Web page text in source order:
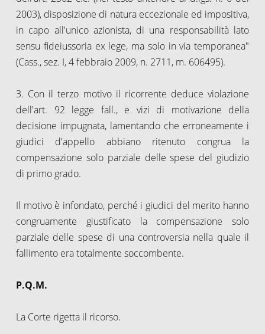
2003), disposizione di natura eccezionale ed impositiva,
in capo all'unico azionista, di una responsabilità lato
sensu fideiussoria ex lege, ma solo in via temporanea"
(Cass., sez. I, 4 febbraio 2009, n. 2711, m. 606495).
3. Con il terzo motivo il ricorrente deduce violazione
dell'art. 92 legge fall., e vizi di motivazione della
decisione impugnata, lamentando che erroneamente i
giudici d'appello abbiano ritenuto congrua la
compensazione solo parziale delle spese del giudizio
di primo grado.
Il motivo è infondato, perché i giudici del merito hanno
congruamente giustificato la compensazione solo
parziale delle spese di una controversia nella quale il
fallimento era totalmente soccombente.
P.Q.M.
La Corte rigetta il ricorso.